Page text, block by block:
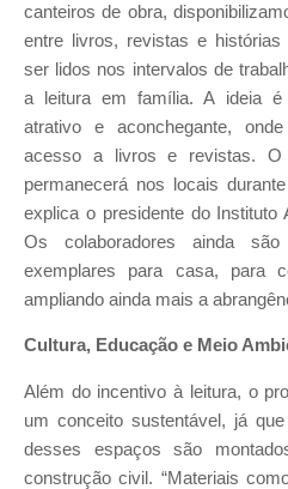
canteiros de obra,
entre livros, revistas e histórias
ser lidos nos intervalos de
a leitura em família. A ideia é
atrativo e aconchegante,
acesso a livros e revistas.
permanecerá nos locais
explica o presidente do Instituto
Os colaboradores ainda
exemplares para casa, para
ampliando ainda mais a
Cultura, Educação e Meio
Além do incentivo à leitura, o
um conceito sustentável, já
desses espaços são
construção civil. “Materiais